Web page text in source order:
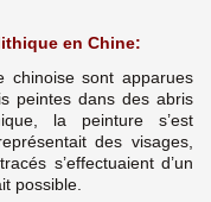
en Chine:
chinoise sont apparues
peintes dans des abris
la peinture s’est
des visages,
s’effectuaient d’un
possible.